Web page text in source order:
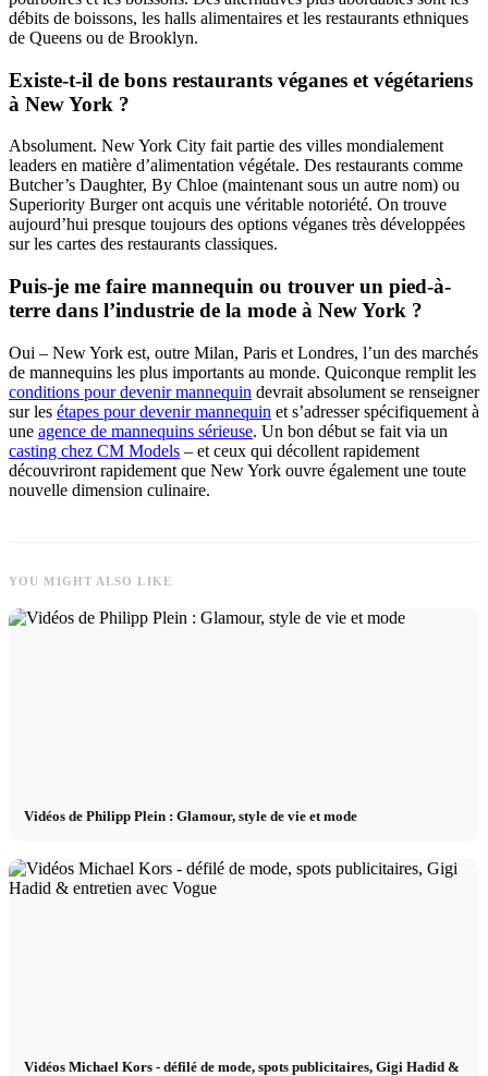
débits de boissons, les halls alimentaires et les restaurants ethniques
de Queens ou de Brooklyn.
Existe-t-il de bons restaurants véganes et végétariens
à New York ?
Absolument. New York City fait partie des villes mondialement
leaders en matière d’alimentation végétale. Des restaurants comme
Butcher’s Daughter, By Chloe (maintenant sous un autre nom) ou
Superiority Burger ont acquis une véritable notoriété. On trouve
aujourd’hui presque toujours des options véganes très développées
sur les cartes des restaurants classiques.
Puis-je me faire mannequin ou trouver un pied-à-
terre dans l’industrie de la mode à New York ?
Oui – New York est, outre Milan, Paris et Londres, l’un des marchés
de mannequins les plus importants au monde. Quiconque remplit les
conditions pour devenir mannequin devrait absolument se renseigner
sur les étapes pour devenir mannequin et s’adresser spécifiquement à
une agence de mannequins sérieuse. Un bon début se fait via un
casting chez CM Models – et ceux qui décollent rapidement
découvriront rapidement que New York ouvre également une toute
nouvelle dimension culinaire.
YOU MIGHT ALSO LIKE
Vidéos de Philipp Plein : Glamour, style de vie et mode
Vidéos Michael Kors - défilé de mode, spots publicitaires, Gigi Hadid &